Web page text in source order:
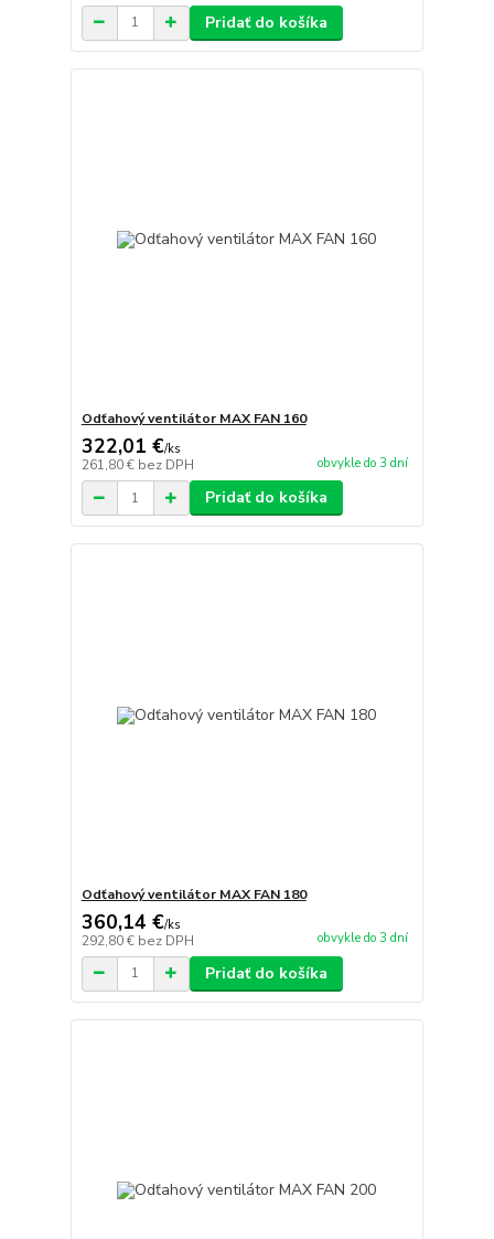
Pridať do košíka
Odťahový ventilátor MAX FAN 160
322,01 €/ks
261,80 € bez DPH obvykle do 3 dní
Pridať do košíka
Odťahový ventilátor MAX FAN 180
360,14 €/ks
292,80 € bez DPH obvykle do 3 dní
Pridať do košíka